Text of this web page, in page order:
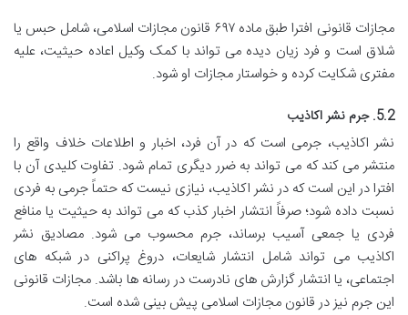
مجازات قانونی افترا طبق ماده ۶۹۷ قانون مجازات اسلامی، شامل حبس یا
شلاق است و فرد زیان دیده می تواند با کمک وکیل اعاده حیثیت، علیه
مفتری شکایت کرده و خواستار مجازات او شود.
5.2. جرم نشر اکاذیب
نشر اکاذیب، جرمی است که در آن فرد، اخبار و اطلاعات خلاف واقع را
منتشر می کند که می تواند به ضرر دیگری تمام شود. تفاوت کلیدی آن با
افترا در این است که در نشر اکاذیب، نیازی نیست که حتماً جرمی به فردی
نسبت داده شود؛ صرفاً انتشار اخبار کذب که می تواند به حیثیت یا منافع
فردی یا جمعی آسیب برساند، جرم محسوب می شود. مصادیق نشر
اکاذیب می تواند شامل انتشار شایعات، دروغ پراکنی در شبکه های
اجتماعی، یا انتشار گزارش های نادرست در رسانه ها باشد. مجازات قانونی
این جرم نیز در قانون مجازات اسلامی پیش بینی شده است.